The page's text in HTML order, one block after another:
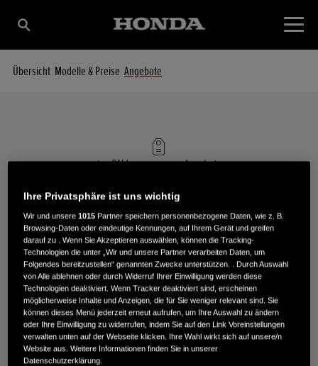
Übersicht Modelle & Preise Angebote
izy-ON LawnmowersAngebote
HONDA AKTIONSANGEBOTE
Es tut uns leid. Im Moment gibt es keine Angebote für
das Modell IZY.
Ihre Privatsphäre ist uns wichtig
Wir und unsere1015 Partner speichern personenbezogene Daten, wie z. B.
Browsing-Daten oder eindeutige Kennungen, auf Ihrem Gerät und greifen
darauf zu . Wenn Sie Akzeptieren auswählen, können die Tracking-
Technologien die unter „Wir und unsere Partner verarbeiten Daten, um
Folgendes bereitzustellen“ genannten Zwecke unterstützen. . Durch Auswahl
von Alle ablehnen oder durch Widerruf Ihrer Einwilligung werden diese
Technologien deaktiviert. Wenn Tracker deaktiviert sind, erscheinen
möglicherweise Inhalte und Anzeigen, die für Sie weniger relevant sind. Sie
können dieses Menü jederzeit erneut aufrufen, um Ihre Auswahl zu ändern
oder Ihre Einwilligung zu widerrufen, indem Sie auf den Link Voreinstellungen
verwalten unten auf der Webseite klicken. Ihre Wahl wirkt sich auf unsere/n
Website aus. Weitere Informationen finden Sie in unserer
Datenschutzerklärung.